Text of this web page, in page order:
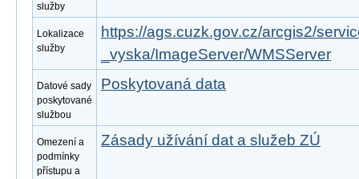
služby
Lokalizace
služby
https://ags.cuzk.gov.cz/arcgis2/
_vyska/ImageServer/WMSServer
Datové sady
poskytované
službou
Poskytovaná data
Omezení a
podmínky
přístupu a
Zásady užívání dat a služeb ZÚ